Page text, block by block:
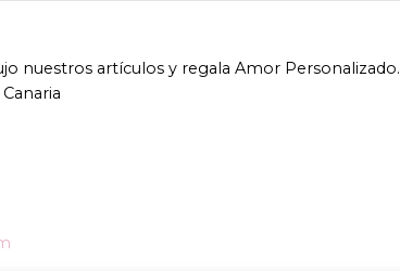
nuestros artículos y regala Amor Personalizado.